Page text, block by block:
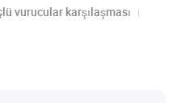
vurucular karşılaşması